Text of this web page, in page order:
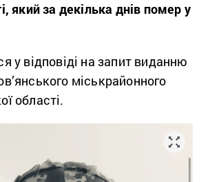
який за декілька днів помер у
у відповіді на запит виданню
міськрайонного
області.